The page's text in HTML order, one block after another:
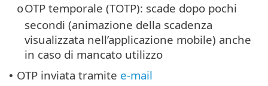
oOTP temporale (TOTP): scade dopo pochi
secondi (animazione della scadenza
visualizzata nell’applicazione mobile) anche
in caso di mancato utilizzo
• OTP inviata tramite e-mail